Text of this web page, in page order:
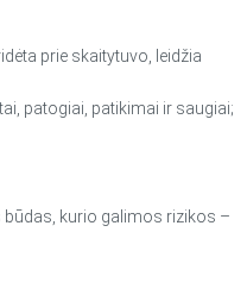
prie skaitytuvo, leidžia
patogiai, patikimai ir saugiai;
kurio galimos rizikos –